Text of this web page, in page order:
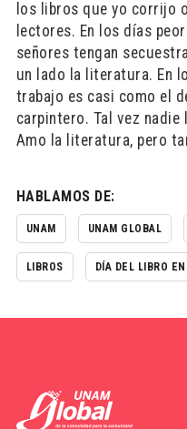
los libros que yo corrijo
lectores. En los días
señores tengan
un lado la literatura. En
trabajo es casi como el
carpintero. Tal vez
Amo la literatura, pero
HABLAMOS DE:
UNAM UNAM GLOBAL
LIBROS DÍA DEL LIBRO